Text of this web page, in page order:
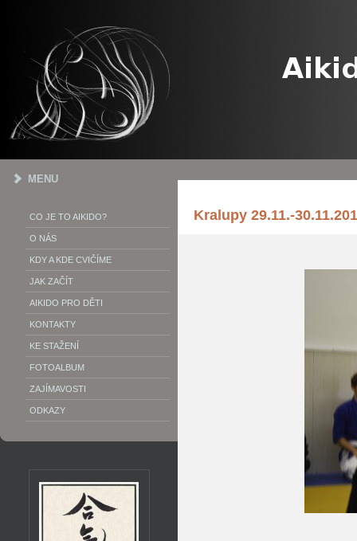
Kralupy 29.11.-
MENU
CO JE TO AIKIDO?
O NÁS
KDY A KDE CVIČÍME
JAK ZAČÍT
AIKIDO PRO DĚTI
KONTAKTY
KE STAŽENÍ
FOTOALBUM
ZAJÍMAVOSTI
ODKAZY